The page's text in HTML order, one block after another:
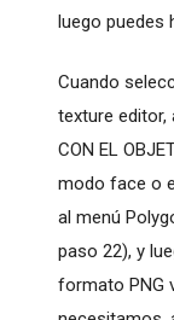
luego puedes
Cuando
texture editor,
CON EL
modo face o
al menú
paso 22), y
formato PNG